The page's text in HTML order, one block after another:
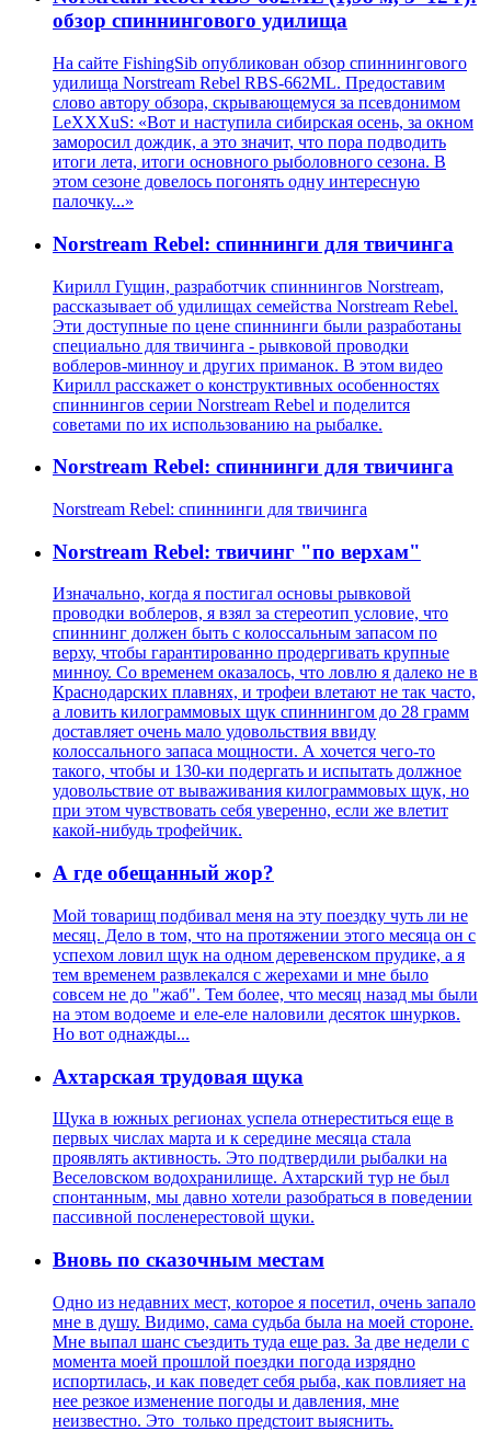
обзор спиннингового удилища
На сайте FishingSib опубликован обзор спиннингового
удилища Norstream Rebel RBS-662ML. Предоставим
слово автору обзора, скрывающемуся за псевдонимом
LeXXXuS: «Вот и наступила сибирская осень, за окном
заморосил дождик, а это значит, что пора подводить
итоги лета, итоги основного рыболовного сезона. В
этом сезоне довелось погонять одну интересную
палочку...»
Norstream Rebel: спиннинги для твичинга
Кирилл Гущин, разработчик спиннингов Norstream,
рассказывает об удилищах семейства Norstream Rebel.
Эти доступные по цене спиннинги были разработаны
специально для твичинга - рывковой проводки
воблеров-минноу и других приманок. В этом видео
Кирилл расскажет о конструктивных особенностях
спиннингов серии Norstream Rebel и поделится
советами по их использованию на рыбалке.
Norstream Rebel: спиннинги для твичинга
Norstream Rebel: спиннинги для твичинга
Norstream Rebel: твичинг "по верхам"
Изначально, когда я постигал основы рывковой
проводки воблеров, я взял за стереотип условие, что
спиннинг должен быть с колоссальным запасом по
верху, чтобы гарантированно продергивать крупные
минноу. Со временем оказалось, что ловлю я далеко не в
Краснодарских плавнях, и трофеи влетают не так часто,
а ловить килограммовых щук спиннингом до 28 грамм
доставляет очень мало удовольствия ввиду
колоссального запаса мощности. А хочется чего-то
такого, чтобы и 130-ки подергать и испытать должное
удовольствие от вываживания килограммовых щук, но
при этом чувствовать себя уверенно, если же влетит
какой-нибудь трофейчик.
А где обещанный жор?
Мой товарищ подбивал меня на эту поездку чуть ли не
месяц. Дело в том, что на протяжении этого месяца он с
успехом ловил щук на одном деревенском прудике, а я
тем временем развлекался с жерехами и мне было
совсем не до "жаб". Тем более, что месяц назад мы были
на этом водоеме и еле-еле наловили десяток шнурков.
Но вот однажды...
Ахтарская трудовая щука
Щука в южных регионах успела отнереститься еще в
первых числах марта и к середине месяца стала
проявлять активность. Это подтвердили рыбалки на
Веселовском водохранилище. Ахтарский тур не был
спонтанным, мы давно хотели разобраться в поведении
пассивной посленерестовой щуки.
Вновь по сказочным местам
Одно из недавних мест, которое я посетил, очень запало
мне в душу. Видимо, сама судьба была на моей стороне.
Мне выпал шанс съездить туда еще раз. За две недели с
момента моей прошлой поездки погода изрядно
испортилась, и как поведет себя рыба, как повлияет на
нее резкое изменение погоды и давления, мне
неизвестно. Это только предстоит выяснить.